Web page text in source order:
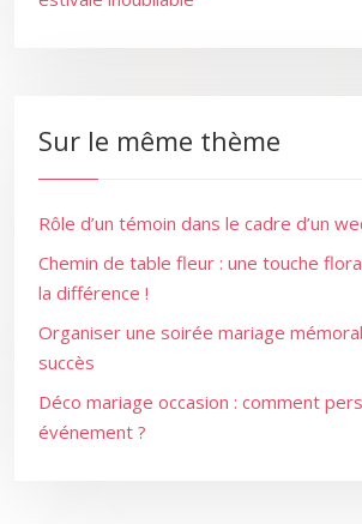
Sur le même thème
Rôle d’un témoin dans le cadre d’un
Chemin de table fleur : une touche
la différence !
Organiser une soirée mariage
succès
Déco mariage occasion : comment
événement ?